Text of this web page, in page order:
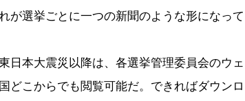
が選挙ごとに一つの新聞のような形になって
本大震災以降は、各選挙管理委員会のウェ
どこからでも閲覧可能だ。できればダウンロ